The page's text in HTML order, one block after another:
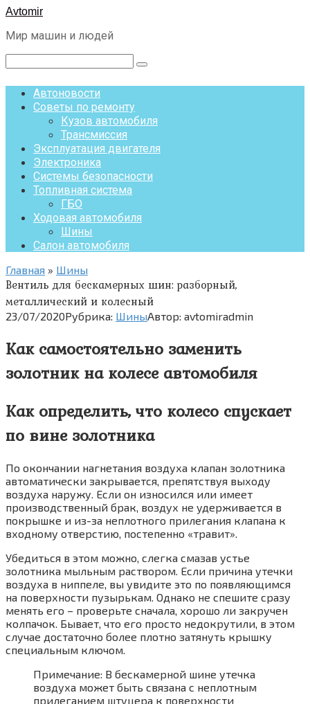
Перейти
контенту
Avtomir
Мир машин и людей
Поиск:
Автоновости
Советы по ремонту
Кузов автомобиля
Трансмиссия
Эксплуатация двигателя
Электроника
Системы безопасности
Топливная система
ГБО
Ходовая автомобиля
Шины
Салон автомобиля
Главная » Шины
Вентиль для бескамерных шин: разборный,
металлический и колесный
23/07/2020Рубрика: ШиныАвтор: avtomiradmin
Как самостоятельно заменить
золотник на колесе автомобиля
Как определить, что колесо спускает
по вине золотника
По окончании нагнетания воздуха клапан золотника
автоматически закрывается, препятствуя выходу
воздуха наружу. Если он износился или имеет
производственный брак, воздух не удерживается в
покрышке и из-за неплотного прилегания клапана к
входному отверстию, постепенно «травит».
Убедиться в этом можно, слегка смазав устье
золотника мыльным раствором. Если причина утечки
воздуха в ниппеле, вы увидите это по появляющимся
на поверхности пузырькам. Однако не спешите сразу
менять его – проверьте сначала, хорошо ли закручен
колпачок. Бывает, что его просто недокрутили, в этом
случае достаточно более плотно затянуть крышку
специальным ключом.
Примечание: В бескамерной шине утечка
воздуха может быть связана с неплотным
прилеганием штуцера к поверхности